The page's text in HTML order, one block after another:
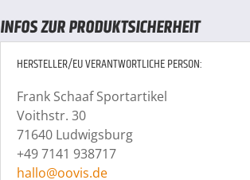
INFOS ZUR PRODUKTSICHERHEIT
HERSTELLER/EU VERANTWORTLICHE PERSON:
Frank Schaaf Sportartikel
Voithstr. 30
71640 Ludwigsburg
+49 7141 938717
hallo@oovis.de